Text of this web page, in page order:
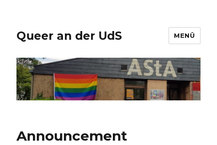
Queer an der UdS MENÜ
Announcement